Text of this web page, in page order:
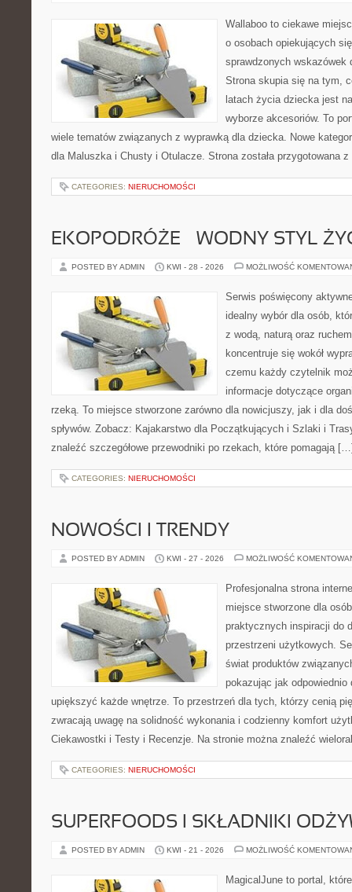
Wallaboo to ciekawe
o osobach opiekujących
sprawdzonych wskazówek
Strona skupia się na tym,
latach życia dziecka jest
wyborze akcesoriów. To
wiele tematów związanych z wyprawką dla dziecka. Nowe
dla Maluszka i Chusty i Otulacze. Strona została przygotowana
CATEGORIES: NIERUCHOMOŚCI
EKOPODRÓŻE – WODNY STYL
POSTED BY ADMIN KWI - 28 - 2026 MOŻLIWOŚĆ
Serwis poświęcony
idealny wybór dla osób,
z wodą, naturą oraz
koncentruje się wokół
czemu każdy czytelnik
informacje dotyczące
rzeką. To miejsce stworzone zarówno dla nowicjuszy, jak i dla
spływów. Zobacz: Kajakarstwo dla Początkujących i Szlaki i
znaleźć szczegółowe przewodniki po rzekach, które pomagają
CATEGORIES: NIERUCHOMOŚCI
NOWOŚCI I TRENDY
POSTED BY ADMIN KWI - 27 - 2026 MOŻLIWOŚĆ
Profesjonalna strona
miejsce stworzone dla
praktycznych inspiracji do
przestrzeni użytkowych.
świat produktów
pokazując jak odpowiednio
upiększyć każde wnętrze. To przestrzeń dla tych, którzy cenią
zwracają uwagę na solidność wykonania i codzienny komfort
Ciekawostki i Testy i Recenzje. Na stronie można znaleźć
CATEGORIES: NIERUCHOMOŚCI
SUPERFOODS I SKŁADNIKI
POSTED BY ADMIN KWI - 21 - 2026 MOŻLIWOŚĆ
MagicalJune to portal,